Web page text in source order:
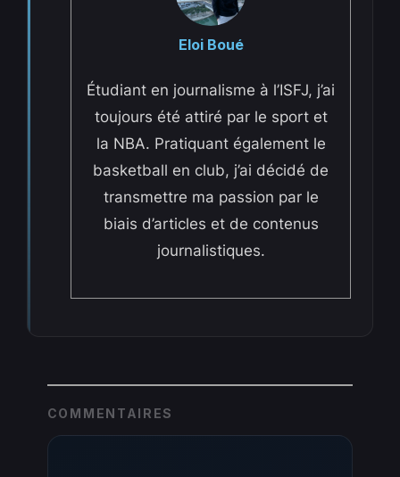
Eloi Boué
Étudiant en journalisme à l’ISFJ, j’ai
toujours été attiré par le sport et
la NBA. Pratiquant également le
basketball en club, j’ai décidé de
transmettre ma passion par le
biais d’articles et de contenus
journalistiques.
COMMENTAIRES